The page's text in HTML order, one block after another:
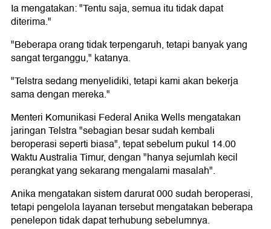
Ia mengatakan: "Tentu saja, semua itu tidak dapat
diterima."
"Beberapa orang tidak terpengaruh, tetapi banyak yang
sangat terganggu," katanya.
"Telstra sedang menyelidiki, tetapi kami akan bekerja
sama dengan mereka."
Menteri Komunikasi Federal Anika Wells mengatakan
jaringan Telstra "sebagian besar sudah kembali
beroperasi seperti biasa", tepat sebelum pukul 14.00
Waktu Australia Timur, dengan "hanya sejumlah kecil
perangkat yang sekarang mengalami masalah".
Anika mengatakan sistem darurat 000 sudah beroperasi,
tetapi pengelola layanan tersebut mengatakan beberapa
penelepon tidak dapat terhubung sebelumnya.